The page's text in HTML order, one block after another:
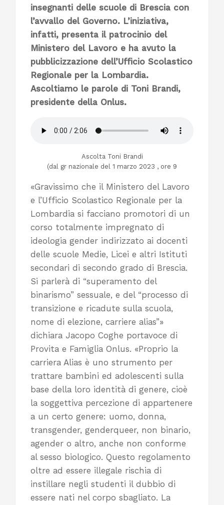
insegnanti delle scuole di Brescia con
l’avvallo del Governo. L’iniziativa,
infatti, presenta il patrocinio del
Ministero del Lavoro e ha avuto la
pubblicizzazione dell’Ufficio Scolastico
Regionale per la Lombardia.
Ascoltiamo le parole di Toni Brandi,
presidente della Onlus.
Ascolta Toni Brandi
(dal gr nazionale del 1 marzo 2023 , ore 9
«Gravissimo che il Ministero del Lavoro
e l’Ufficio Scolastico Regionale per la
Lombardia si facciano promotori di un
corso totalmente impregnato di
ideologia gender indirizzato ai docenti
delle scuole Medie, Licei e altri Istituti
secondari di secondo grado di Brescia.
Si parlerà di “superamento del
binarismo” sessuale, e del “processo di
transizione e ricadute sulla scuola,
nome di elezione, carriere alias”»
dichiara Jacopo Coghe portavoce di
Provita e Famiglia Onlus. «Proprio la
carriera Alias è uno strumento per
trattare bambini ed adolescenti sulla
base della loro identità di genere, cioè
la soggettiva percezione di appartenere
a un certo genere: uomo, donna,
transgender, genderqueer, non binario,
agender o altro, anche non conforme
al sesso biologico. Questo regolamento
oltre ad essere illegale rischia di
instillare negli studenti il dubbio di
essere nati nel corpo sbagliato. La